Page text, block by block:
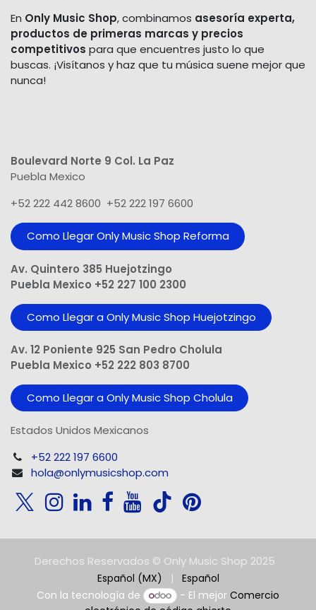
En Only Music Shop, combinamos asesoría experta,
productos de primeras marcas y precios
competitivos para que encuentres justo lo que
buscas. ¡Visítanos y haz que tu música suene mejor que
nunca!
Boulevard Norte 9 Col. La Paz
Puebla Mexico
+52 222 442 8600 +52 222 197 6600
Como Llegar Only Music Shop​ Reforma
Av. Quintero 385 Huejotzingo
Puebla Mexico +52 227 100 2300
Como Llegar a Only Music Shop Huejotzingo
Av. 12 Poniente 925 San Pedro Cholula
Puebla Mexico +52 222 803 8700
Como Llegar a Only Music Shop Cholula
Estados Unidos Mexicanos
+52 222 197 6600
hola@onlymusicshop.com
Derechos Reservados © Only Music Shop 2025
Español (MX) |
Español
Con la tecnología de
- El mejorComercio